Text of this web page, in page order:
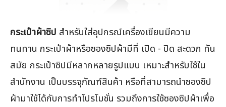
กระเป๋าผ้าซิป สำหรับใส่อุปกรณ์เครื่องเขียนมีความ
ทนทาน กระเป๋าผ้าหรือซองซิปผ้ามีที่ เปิด - ปิด สะดวก ทัน
สมัย กระเป๋าซิปมีหลากหลายรูปแบบ เหมาะสำหรับใช้ใน
สำนักงาน เป็นบรรจุภัณฑ์สินค้า หรือที่สามารถนำซองซิป
ผ้ามาใช้ได้กับการทำโปรโมชั่น รวมถึงการใช้ซองซิปผ้าเพื่อ